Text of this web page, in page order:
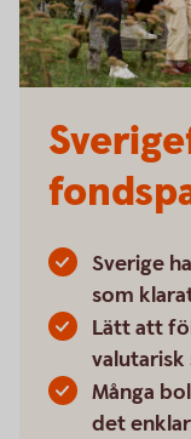
Sverige
som
Lätt att
Många
det